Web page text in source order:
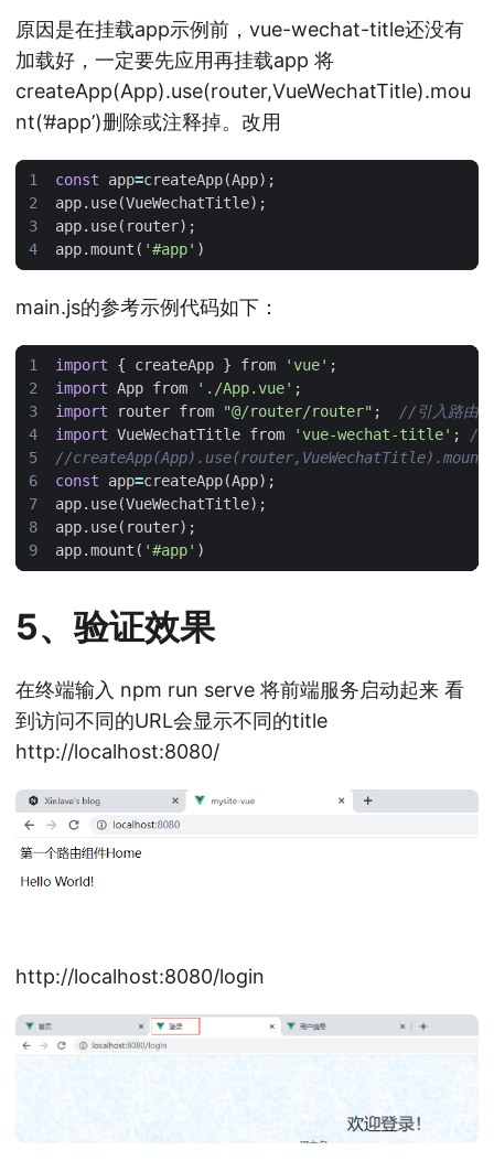
原因是在挂载app示例前，vue-wechat-title还没有
加载好，一定要先应用再挂载app 将
createApp(App).use(router,VueWechatTitle).mou
nt(’#app’)删除或注释掉。改用
const app=createApp(App);
app. use(VueWechatTitle);
app. use( router);
app.mount ( '#app' )
main.js的参考示例代码如下：
import { createApp } from 'vue' ;
import App from './App.vue' ;
import
router from "@/router/router" ;
import VueWechatTitle from 'vue-wechat-title' ;
const app=createApp(App);
app. use(VueWechatTitle);
app. use( router);
app.mount ( '#app' )
5、验证效果
在终端输入 npm run serve 将前端服务启动起来 看
到访问不同的URL会显示不同的title
http://localhost:8080/
http://localhost:8080/login